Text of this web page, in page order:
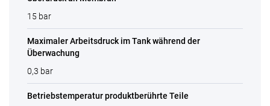
15 bar
Maximaler Arbeitsdruck im Tank während der
Überwachung
0,3 bar
Betriebstemperatur produktberührte Teile